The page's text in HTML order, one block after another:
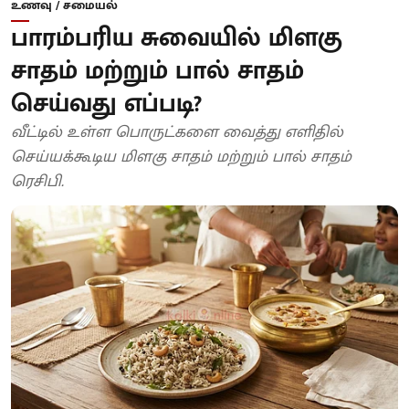
உணவு / சமையல்
பாரம்பரிய சுவையில் மிளகு
சாதம் மற்றும் பால் சாதம்
செய்வது எப்படி?
வீட்டில் உள்ள பொருட்களை வைத்து எளிதில்
செய்யக்கூடிய மிளகு சாதம் மற்றும் பால் சாதம்
ரெசிபி.